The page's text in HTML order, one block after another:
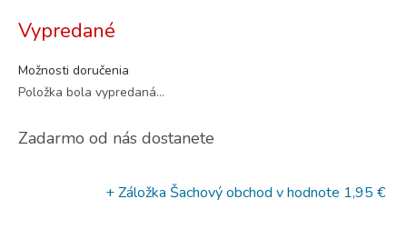
cena:
Vypredané
Možnosti doručenia
Položka bola vypredaná…
Zadarmo od nás dostanete
+ Záložka Šachový obchod v hodnote 1,95 €